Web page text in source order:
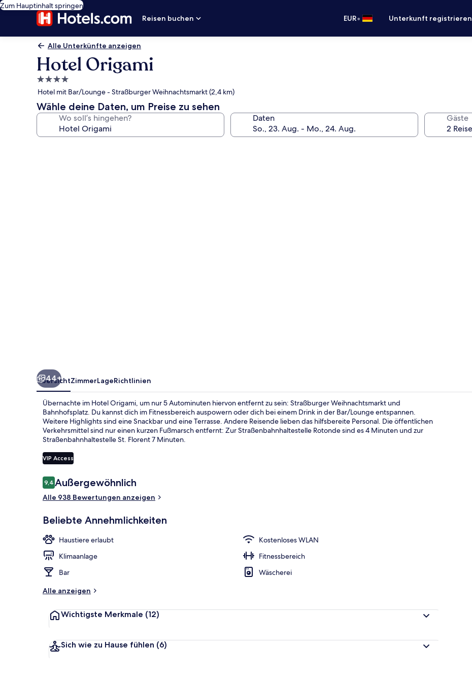
Zum Hauptinhalt springen
Reisen buchen
EUR• Unterkunft registrieren
Alle Unterkünfte anzeigen
Hotel Origami
4.0-
Sterne-
Unterkunft
Hotel mit Bar/Lounge - Straßburger Weihnachtsmarkt (2,4 km)
Wähle deine Daten, um Preise zu sehen
Wo soll’s hingehen? Daten Gäste
Außenbereich
44+
ÜbersichtZimmerLageRichtlinien
Übernachte im Hotel Origami, um nur 5 Autominuten hiervon entfernt zu sein: Straßburger Weihnachtsmarkt und
Bahnhofsplatz. Du kannst dich im Fitnessbereich auspowern oder dich bei einem Drink in der Bar/Lounge entspannen.
Weitere Highlights sind eine Snackbar und eine Terrasse. Andere Reisende lieben das hilfsbereite Personal. Die öffentlichen
Verkehrsmittel sind nur einen kurzen Fußmarsch entfernt: Zur Straßenbahnhaltestelle Rotonde sind es 4 Minuten und zur
Straßenbahnhaltestelle St. Florent 7 Minuten.
VIP Access
Bewertungen
9,49,4 von 10.
Außergewöhnlich
Alle 938 Bewertungen anzeigen
Beliebte Annehmlichkeiten
Haustiere erlaubt
Kostenloses WLAN
Klimaanlage
Fitnessbereich
Bar
Wäscherei
Alle anzeigen
Wichtigste Merkmale (12)
Sich wie zu Hause fühlen (6)